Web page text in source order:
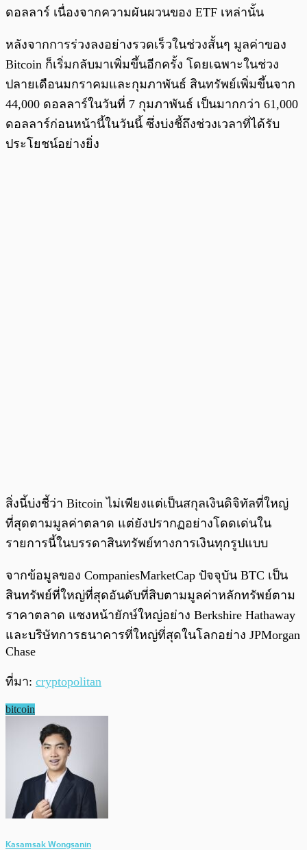
ดอลลาร์ เนื่องจากความผันผวนของ ETF เหล่านั้น
หลังจากการร่วงลงอย่างรวดเร็วในช่วงสั้นๆ มูลค่าของ
Bitcoin ก็เริ่มกลับมาเพิ่มขึ้นอีกครั้ง โดยเฉพาะในช่วง
ปลายเดือนมกราคมและกุมภาพันธ์ สินทรัพย์เพิ่มขึ้นจาก
44,000 ดอลลาร์ในวันที่ 7 กุมภาพันธ์ เป็นมากกว่า 61,000
ดอลลาร์ก่อนหน้านี้ในวันนี้ ซึ่งบ่งชี้ถึงช่วงเวลาที่ได้รับ
ประโยชน์อย่างยิ่ง
สิ่งนี้บ่งชี้ว่า Bitcoin ไม่เพียงแต่เป็นสกุลเงินดิจิทัลที่ใหญ่
ที่สุดตามมูลค่าตลาด แต่ยังปรากฏอย่างโดดเด่นใน
รายการนี้ในบรรดาสินทรัพย์ทางการเงินทุกรูปแบบ
จากข้อมูลของ CompaniesMarketCap ปัจจุบัน BTC เป็น
สินทรัพย์ที่ใหญ่ที่สุดอันดับที่สิบตามมูลค่าหลักทรัพย์ตาม
ราคาตลาด แซงหน้ายักษ์ใหญ่อย่าง Berkshire Hathaway
และบริษัทการธนาคารที่ใหญ่ที่สุดในโลกอย่าง JPMorgan
Chase
ที่มา: cryptopolitan
bitcoin
Kasamsak Wongsanin